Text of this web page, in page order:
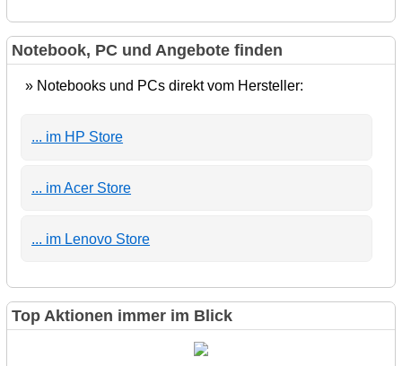
Notebook, PC und Angebote finden
» Notebooks und PCs direkt vom Hersteller:
... im HP Store
... im Acer Store
... im Lenovo Store
Top Aktionen immer im Blick